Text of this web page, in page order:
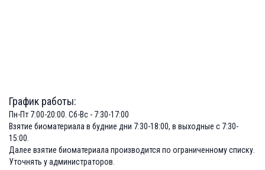
График работы:
Пн-Пт 7:00-20:00. Сб-Вс - 7:30-17:00
Взятие биоматериала в будние дни 7:30-18:00, в выходные с 7:30-
15:00.
Далее взятие биоматериала производится по ограниченному списку.
Уточнять у администраторов.